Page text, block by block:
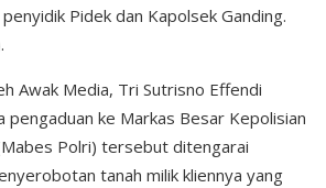
Pidek dan Kapolsek Ganding.
Awak Media, Tri Sutrisno Effendi
pengaduan ke Markas Besar Kepolisian
Polri) tersebut ditengarai
tanah milik kliennya yang